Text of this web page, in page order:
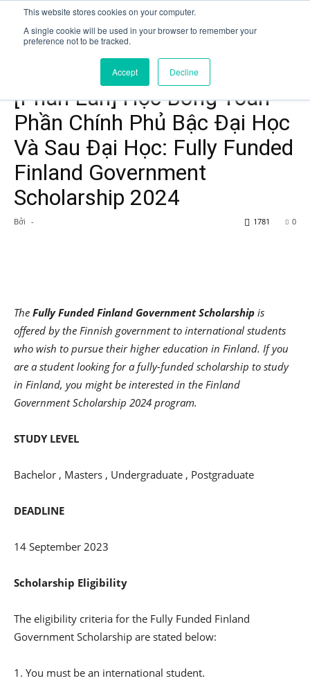
This website stores cookies on your computer.
A single cookie will be used in your browser to remember your
preference not to be tracked.
Accept Decline
[Phần Lan] Học Bổng Toàn
Phần Chính Phủ Bậc Đại Học
Và Sau Đại Học: Fully Funded
Finland Government
Scholarship 2024
Bởi - 0
1781
The Fully Funded Finland Government Scholarship is
offered by the Finnish government to international students
who wish to pursue their higher education in Finland. If you
are a student looking for a fully-funded scholarship to study
in Finland, you might be interested in the Finland
Government Scholarship 2024 program.
STUDY LEVEL
Bachelor , Masters , Undergraduate , Postgraduate
DEADLINE
14 September 2023
Scholarship Eligibility
The eligibility criteria for the Fully Funded Finland
Government Scholarship are stated below:
1. You must be an international student.